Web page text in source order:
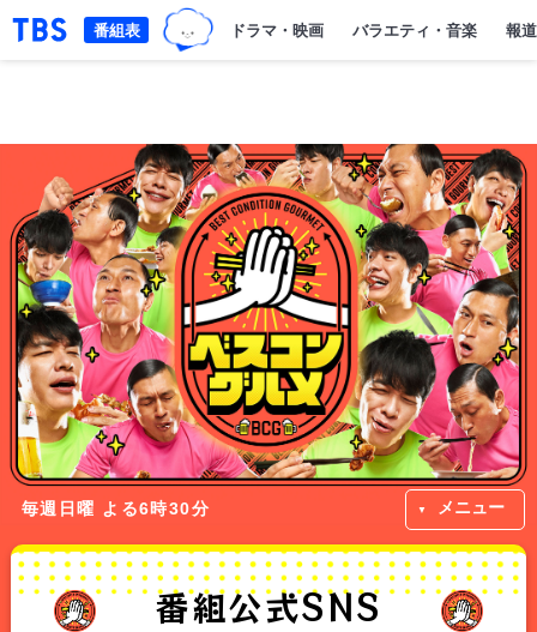
「TBSテレビ｜ときめくときを。」トップページ
TBSグループキャラクター『ワクテ
ドラマ・映画 バラエティ・音楽 報
番組表
毎週日曜 よる6時30分 メニュー
データ放送 過去の放送内容
番組公式SNS